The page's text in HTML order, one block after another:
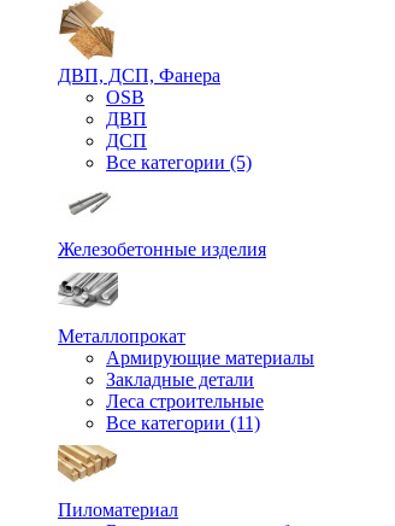
ДВП, ДСП, Фанера
OSB
ДВП
ДСП
Все категории (5)
Железобетонные изделия
Металлопрокат
Армирующие материалы
Закладные детали
Леса строительные
Все категории (11)
Пиломатериал